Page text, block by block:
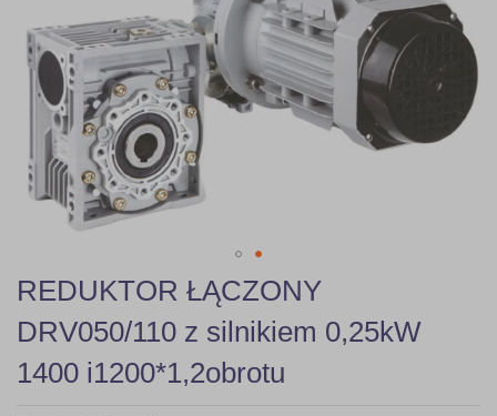
the
images
gallery
Skip
to
the
beginning
of
the
REDUKTOR ŁĄCZONY
DRV050/110 z silnikiem 0,25kW
1400 i1200*1,2obrotu